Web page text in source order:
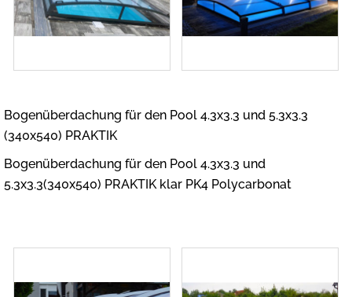
Bogenüberdachung für den Pool 4.3x3.3 und 5.3x3.3
(340x540) PRAKTIK
Bogenüberdachung für den Pool 4.3x3.3 und
5.3x3.3(340x540) PRAKTIK klar PK4 Polycarbonat